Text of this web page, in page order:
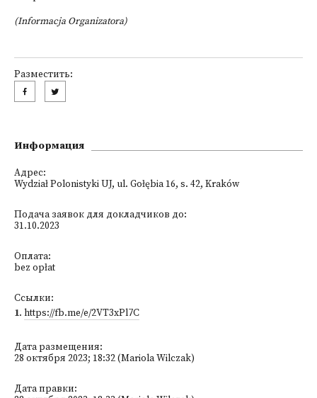
(Informacja Organizatora)
Разместить:
Информация
Адрес:
Wydział Polonistyki UJ, ul. Gołębia 16, s. 42, Kraków
Подача заявок для докладчиков до:
31.10.2023
Оплата:
bez opłat
Ссылки:
1. https://fb.me/e/2VT3xPl7C
Дата размещения:
28 октября 2023; 18:32 (Mariola Wilczak)
Дата правки: